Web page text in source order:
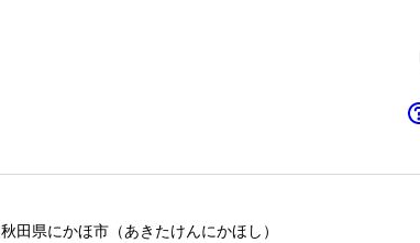
秋田県にかほ市 （あきたけんにかほし ）